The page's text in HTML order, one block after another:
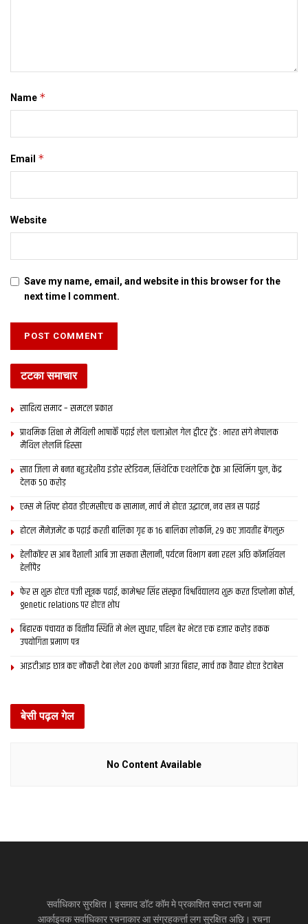
Name *
Email *
Website
Save my name, email, and website in this browser for the
next time I comment.
टटका समाचार
साहित्य समाद – समटल प्रकाश
प्राथमिक शि‍क्षा मे मैथि‍ली भाषाकेँ पढ़ाई लेल चलाओल गेल ट्वीटर ट्रेंड : भारत संगे नेपालक
मैथिल लेलनि हिस्सा
सात जिला मे बनत बहुउद्देशीय इंडोर स्‍टेडि‍यम, सिंथेटिक एथलेटिक ट्रेक आ स्विमिंग पुल, केंद्र
देलक 50 करोड़
एम्स मे शिफ्ट होयत डीएमसीएच क सामान, मार्च मे होएत उद्घाटन, नव सत्र स पढाई
होटल मैनेजमेंट क पढ़ाई करती बालिका गृह क 16 बालिका लोकनि, 29 कए जायतीह बेंगलुरु
हेलीकॉप्टर स आब वैशाली आबि जा सकता सैलानी, पर्यटन विभाग बना रहल अछि कॉमर्शियल
हेलीपैड
फेर स शुरू होएत पंजी सूत्रक पढाई, कामेश्वर सिंह संस्कृत विश्वविद्यालय शुरू करत डिप्लोमा कोर्स,
genetic relations पर होएत शोध
बिहारक पंचायत क वित्‍तीय स्थिति मे भेल सुधार, पहिल बेर भेटत एक हजार करोड़ तकक
उपयोगिता प्रमाण पत्र
आइटीआइ छात्र कए नौकरी देबा लेल 200 कंपनी आउत बिहार, मार्च तक तैयार होएत डेटाबेस
बेसी पढ़ल गेल
No Content Available
सर्वाधिकार सुरक्षित। इसमाद डॉट कॉम मे प्रकाशित सभटा रचना आ
आर्काइवक सर्वाधिकार रचनाकार आ संग्रहकर्त्ता लग सुरक्षित अछि। रचना